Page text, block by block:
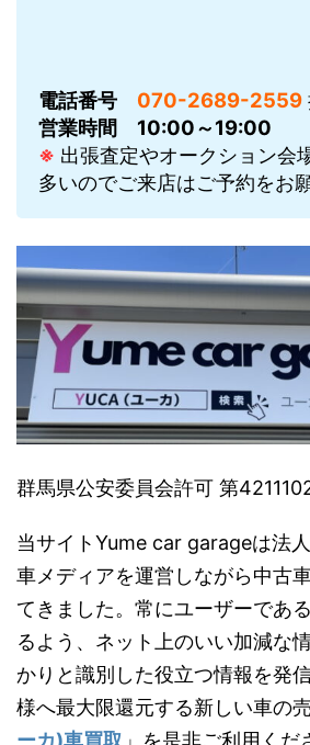
電話番号 070-2689-2559
営業時間
10:00～19:00
※ 出張査定やオークション会
多いのでご来店はご予約をお
群馬県公安委員会許可 第
当サイトYume car garageは法人
車メディアを運営しながら中古
てきました。常にユーザーであ
るよう、ネット上のいい加減な
かりと識別した役立つ情報を発
様へ最大限還元する新しい車の
ーカ)車買取 」を是非ご利用くだ